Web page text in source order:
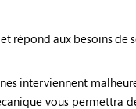
répond aux besoins de
interviennent
vous permettra